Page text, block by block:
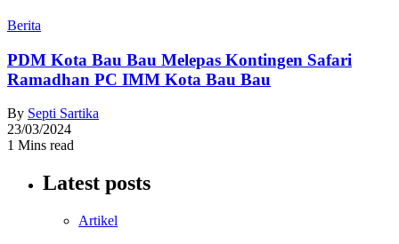
Berita
PDM Kota Bau Bau Melepas Kontingen Safari
Ramadhan PC IMM Kota Bau Bau
By Septi Sartika
23/03/2024
1 Mins read
Latest posts
Artikel